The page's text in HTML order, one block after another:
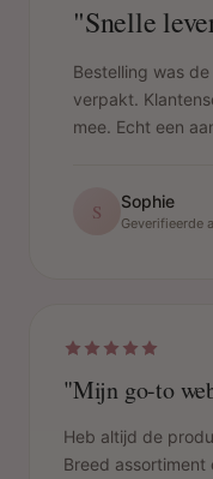
"Snelle
Bestelling was
verpakt.
mee. Echt een
S Sophie
Geverifieerde
"Mijn go-to
Heb altijd de
Breed assortiment